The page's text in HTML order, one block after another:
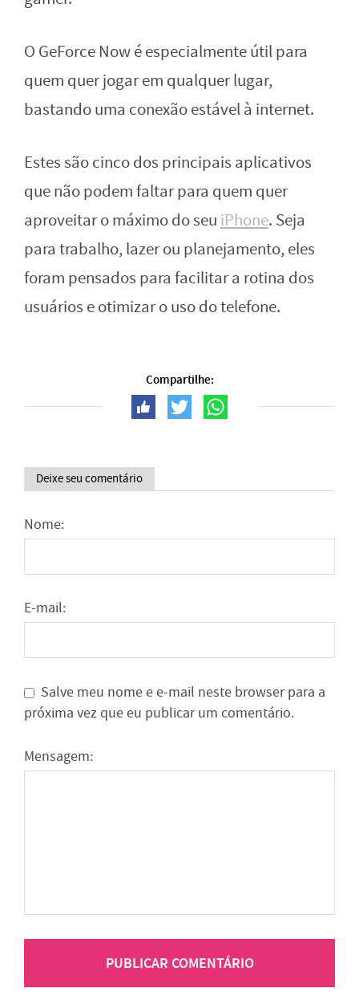
O GeForce Now é especialmente útil para
quem quer jogar em qualquer lugar,
bastando uma conexão estável à internet.
Estes são cinco dos principais aplicativos
que não podem faltar para quem quer
aproveitar o máximo do seu iPhone. Seja
para trabalho, lazer ou planejamento, eles
foram pensados para facilitar a rotina dos
usuários e otimizar o uso do telefone.
Compartilhe:
Deixe seu comentário
Nome:
E-mail:
Salve meu nome e e-mail neste browser para a
próxima vez que eu publicar um comentário.
Mensagem: